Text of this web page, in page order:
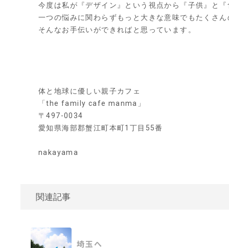
今度は私が『デザイン』という視点から『子供』と
一つの悩みに関わらずもっと大きな意味でもたくさ
そんなお手伝いができればと思っています。
体と地球に優しい親子カフェ
「the family cafe manma 」
〒497-0034
愛知県海部郡蟹江町本町1 丁目 55番
nakayama
関連記事
埼玉へ